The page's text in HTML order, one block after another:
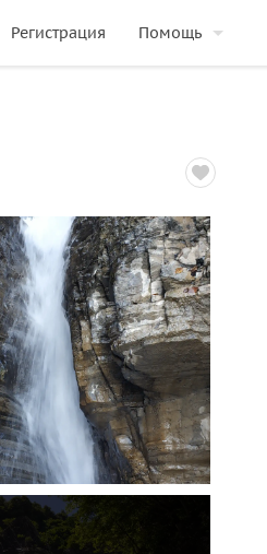
Регистрация Помощь